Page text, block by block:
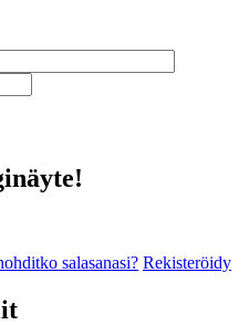
salasanasi? Rekisteröidy